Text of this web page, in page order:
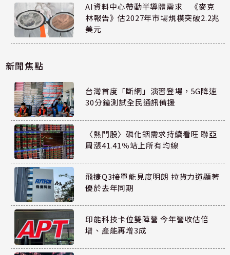
AI資料中心帶動半導體需求 《麥克
林報告》估2027年市場規模突破2.2兆
美元
新聞焦點
台灣首度「斷網」演習登場，5G降速
30分鐘測試全民通訊備援
〈熱門股〉磷化銦需求持續看旺 聯亞
周漲41.41％站上所有均線
飛捷Q3接單能見度明朗 拉貨力道顯著
優於去年同期
印能科技卡位雙陣營 今年營收估倍
增、產能再增3成